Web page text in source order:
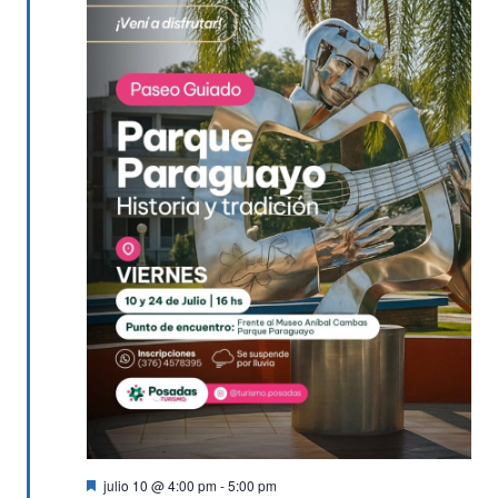
Destacado
julio 10 @ 4:00 pm-5:00 pm